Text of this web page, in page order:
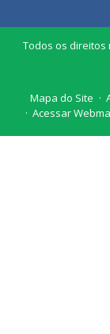
Todos os
Mapa do Site
Acessar